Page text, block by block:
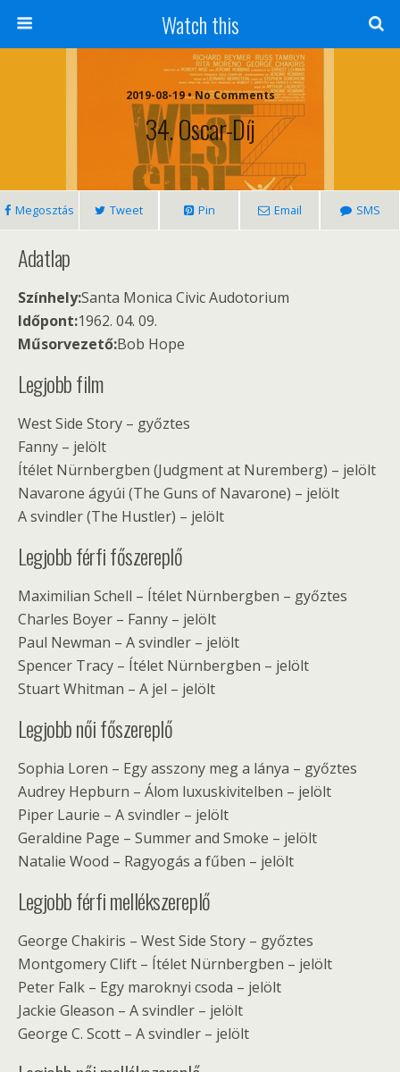
Watch this
2019-08-19 • No Comments
34. Oscar-Díj
Megosztás Tweet Pin Email SMS
Adatlap
Színhely:Santa Monica Civic Audotorium
Időpont:1962. 04. 09.
Műsorvezető:Bob Hope
Legjobb film
West Side Story – győztes
Fanny – jelölt
Ítélet Nürnbergben (Judgment at Nuremberg) – jelölt
Navarone ágyúi (The Guns of Navarone) – jelölt
A svindler (The Hustler) – jelölt
Legjobb férfi főszereplő
Maximilian Schell – Ítélet Nürnbergben – győztes
Charles Boyer – Fanny – jelölt
Paul Newman – A svindler – jelölt
Spencer Tracy – Ítélet Nürnbergben – jelölt
Stuart Whitman – A jel – jelölt
Legjobb női főszereplő
Sophia Loren – Egy asszony meg a lánya – győztes
Audrey Hepburn – Álom luxuskivitelben – jelölt
Piper Laurie – A svindler – jelölt
Geraldine Page – Summer and Smoke – jelölt
Natalie Wood – Ragyogás a fűben – jelölt
Legjobb férfi mellékszereplő
George Chakiris – West Side Story – győztes
Montgomery Clift – Ítélet Nürnbergben – jelölt
Peter Falk – Egy maroknyi csoda – jelölt
Jackie Gleason – A svindler – jelölt
George C. Scott – A svindler – jelölt